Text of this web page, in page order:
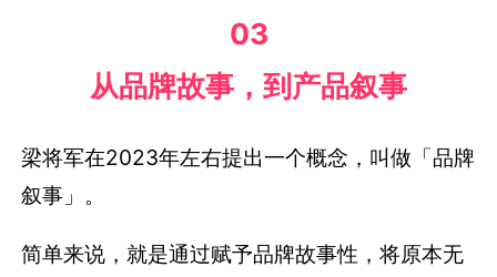
03
从品牌故事，到产品叙事
梁将军在2023年左右提出一个概念，叫做「品牌
叙事」。
简单来说，就是通过赋予品牌故事性，将原本无